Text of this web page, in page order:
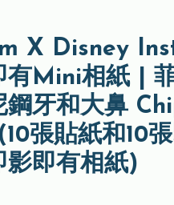
X Disney
有Mini相紙 |
鋼牙和大鼻
張貼紙和10
影即有相紙)